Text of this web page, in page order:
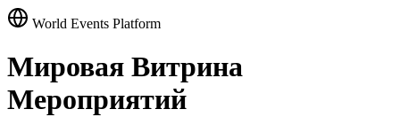
World Events Platform
Мировая Витрина
Мероприятий